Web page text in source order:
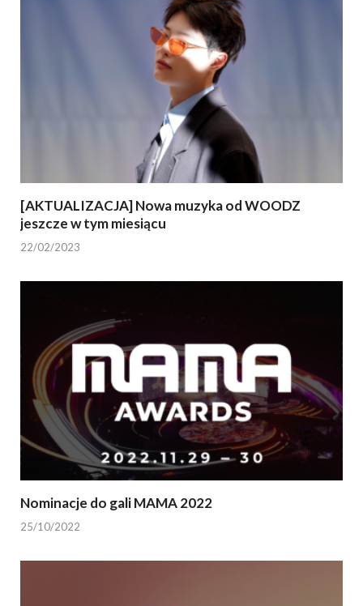
[AKTUALIZACJA] Nowa muzyka od WOODZ
jeszcze w tym miesiącu
22/02/2023
Nominacje do gali MAMA 2022
25/10/2022